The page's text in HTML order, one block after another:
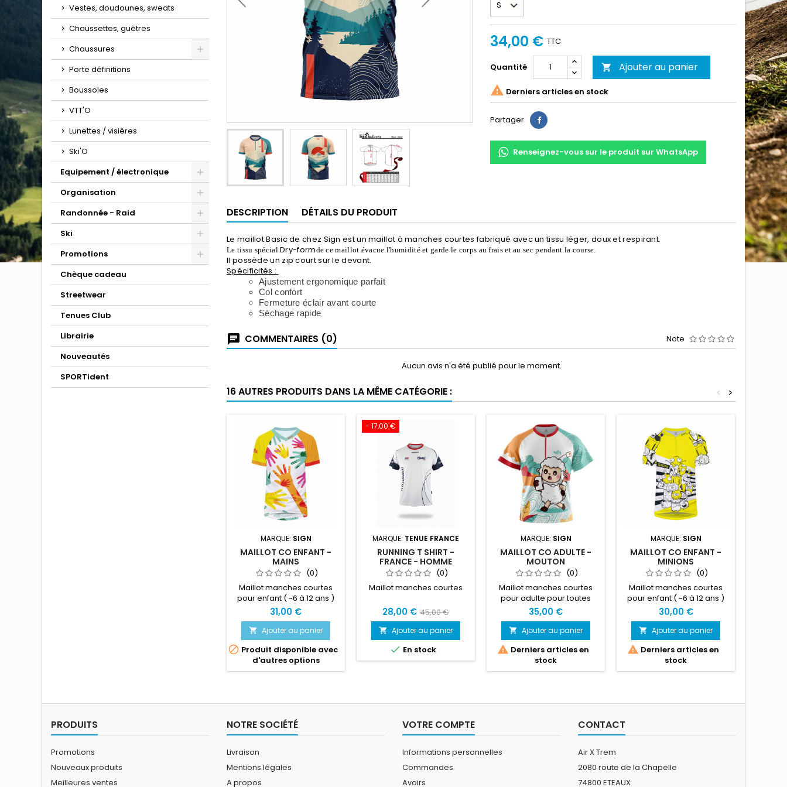
Vestes, doudounes, sweats
Chaussettes, guêtres
Chaussures
Porte définitions
Boussoles
VTT'O
Lunettes / visières
Ski'O
Equipement / électronique
Organisation
Randonnée - Raid
Ski
Promotions
Chèque cadeau
Streetwear
Tenues Club
Librairie
Nouveautés
SPORTident
34,00 € TTC
Quantité  Ajouter au panier
 Derniers articles en stock
Partager Partager
Renseignez-vous sur le produit sur WhatsApp
DESCRIPTION DÉTAILS DU PRODUIT
Le maillot Basic de chez Sign est un maillot à manches courtes fabriqué avec un tissu léger, doux et respirant.
Le tissu spécialDry-formde ce maillot évacue l'humidité et garde le corps au frais et au sec pendant la course.
Il possède un zip court sur le devant.
Spécificités :
Ajustement ergonomique parfait
Col confort
Fermeture éclair avant courte
Séchage rapide
COMMENTAIRES (0) Note
Aucun avis n'a été publié pour le moment.
16 AUTRES PRODUITS DANS LA MÊME CATÉGORIE : >
<
MARQUE: SIGN
MAILLOT CO ENFANT -
MAINS
(0)
Maillot manches courtes
pour enfant ( ~6 à 12 ans )
pour toutes pratiques
sportives ( trail, course à
pied, course d'orientation...
)
31,00 €
 Ajouter au panier
 Produit disponible avec
d'autres options
- 17,00 €
MARQUE: TENUE FRANCE
RUNNING T SHIRT -
FRANCE - HOMME
(0)
Maillot manches courtes
28,00 € 45,00 €
 Ajouter au panier
 En stock
MARQUE: SIGN
MAILLOT CO ADULTE -
MOUTON
(0)
Maillot manches courtes
pour adulte pour toutes
pratiques sportives ( trail,
course à pied, course
d'orientation... )
35,00 €
 Ajouter au panier
 Derniers articles en
stock
MARQUE: SIGN
MAILLOT CO ENFANT -
MINIONS
(0)
Maillot manches courtes
pour enfant ( ~6 à 12 ans )
pour toutes pratiques
sportives ( trail, course à
pied, course d'orientation...
)
30,00 €
 Ajouter au panier
 Derniers articles en
stock
PRODUITS
Promotions
Nouveaux produits
Meilleures ventes
NOTRE SOCIÉTÉ
Livraison
Mentions légales
A propos
VOTRE COMPTE
Informations personnelles
Commandes
Avoirs
CONTACT
Air X Trem
2080 route de la Chapelle
74800 ETEAUX